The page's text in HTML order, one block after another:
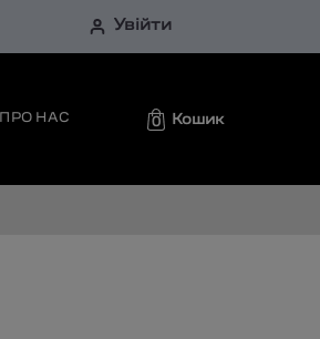
Увійти
ПРО НАС 0 Кошик